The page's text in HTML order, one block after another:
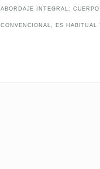
ABORDAJE INTEGRAL:
CONVENCIONAL, ES HABITUAL